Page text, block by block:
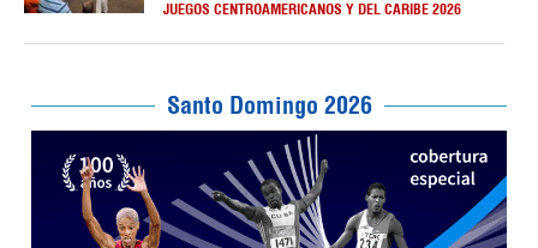
JUEGOS CENTROAMERICANOS Y DEL CARIBE 2026
Santo Domingo 2026